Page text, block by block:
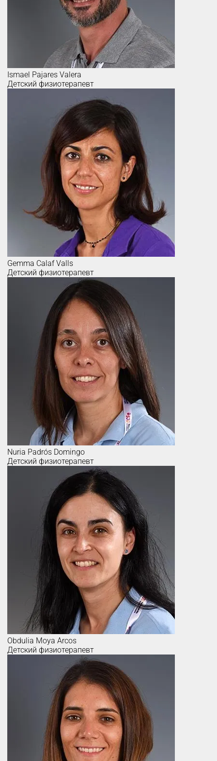
Ismael Pajares Valera
Детский физиотерапевт
Gemma Calaf Valls
Детский физиотерапевт
Nuria Padrós Domingo
Детский физиотерапевт
Obdulia Moya Arcos
Детский физиотерапевт